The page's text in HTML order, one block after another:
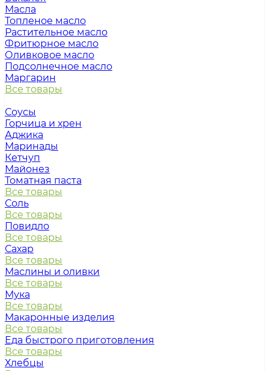
Масла
Топленое масло
Растительное масло
Фритюрное масло
Оливковое масло
Подсолнечное масло
Маргарин
Все товары
Соусы
Горчица и хрен
Аджика
Маринады
Кетчуп
Майонез
Томатная паста
Все товары
Соль
Все товары
Повидло
Все товары
Сахар
Все товары
Маслины и оливки
Все товары
Мука
Все товары
Макаронные изделия
Все товары
Еда быстрого приготовления
Все товары
Хлебцы